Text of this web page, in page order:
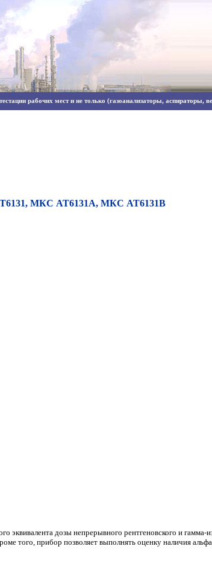
рабочих мест и не только (газоанализаторы, аспираторы,
МКС АТ6131А, МКС АТ6131В
дозы непрерывного рентгеновского и гамма-
того, прибор позволяет выполнять оценку наличия